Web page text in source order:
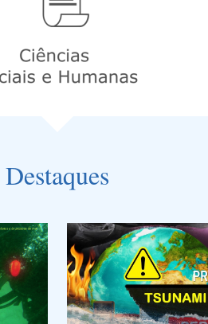
Destaques